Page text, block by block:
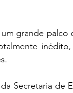
grande
Secretaria de